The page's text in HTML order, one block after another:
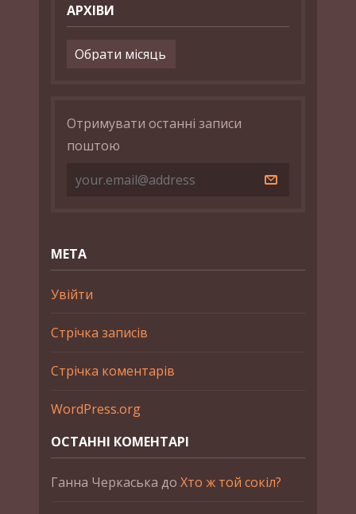
АРХІВИ
Архіви
Отримувати останні записи
поштою
МЕТА
Увійти
Стрічка записів
Стрічка коментарів
WordPress.org
ОСТАННІ КОМЕНТАРІ
Ганна Черкаська до Хто ж той сокіл?